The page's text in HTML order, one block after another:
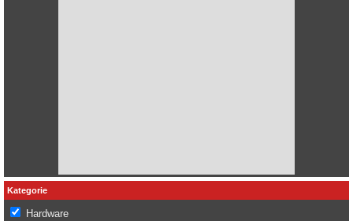
Kategorie
Hardware